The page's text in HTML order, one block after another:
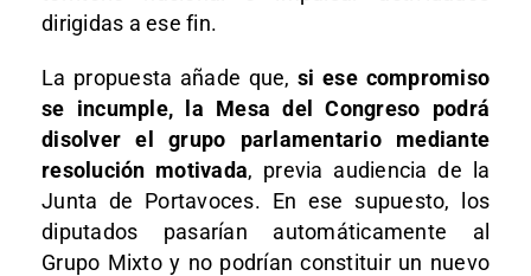
dirigidas a ese fin.
La propuesta añade que,si ese compromiso
se incumple, la Mesa del Congreso podrá
disolver el grupo parlamentario mediante
resolución motivada, previa audiencia de la
Junta de Portavoces. En ese supuesto, los
diputados pasarían automáticamente al
Grupo Mixto y no podrían constituir un nuevo